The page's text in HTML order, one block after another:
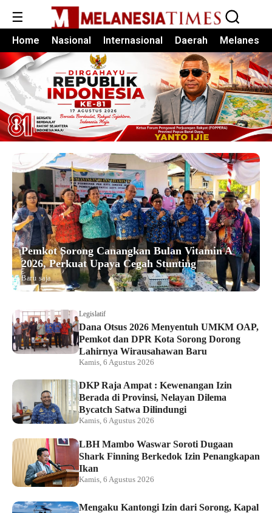
☰
Home Nasional Internasional Daerah Melanesia
Pemkot Sorong Canangkan Bulan Vitamin A
2026, Perkuat Upaya Cegah Stunting
Baru saja
Legislatif
Dana Otsus 2026 Menyentuh UMKM OAP,
Pemkot dan DPR Kota Sorong Dorong
Lahirnya Wirausahawan Baru
Kamis, 6 Agustus 2026
DKP Raja Ampat : Kewenangan Izin
Berada di Provinsi, Nelayan Dilema
Bycatch Satwa Dilindungi
Kamis, 6 Agustus 2026
LBH Mambo Waswar Soroti Dugaan
Shark Finning Berkedok Izin Penangkapan
Ikan
Kamis, 6 Agustus 2026
Mengaku Kantongi Izin dari Sorong, Kapal